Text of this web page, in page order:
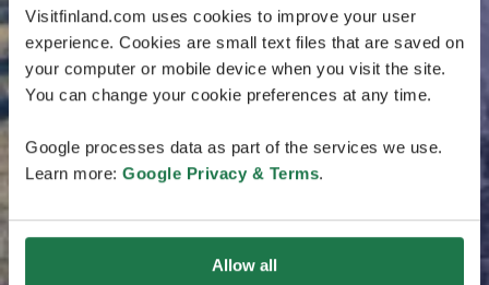
Visitfinland.com uses cookies to improve your user
experience. Cookies are small text files that are saved on
your computer or mobile device when you visit the site.
You can change your cookie preferences at any time.
Google processes data as part of the services we use.
Learn more: Google Privacy & Terms.
Allow all